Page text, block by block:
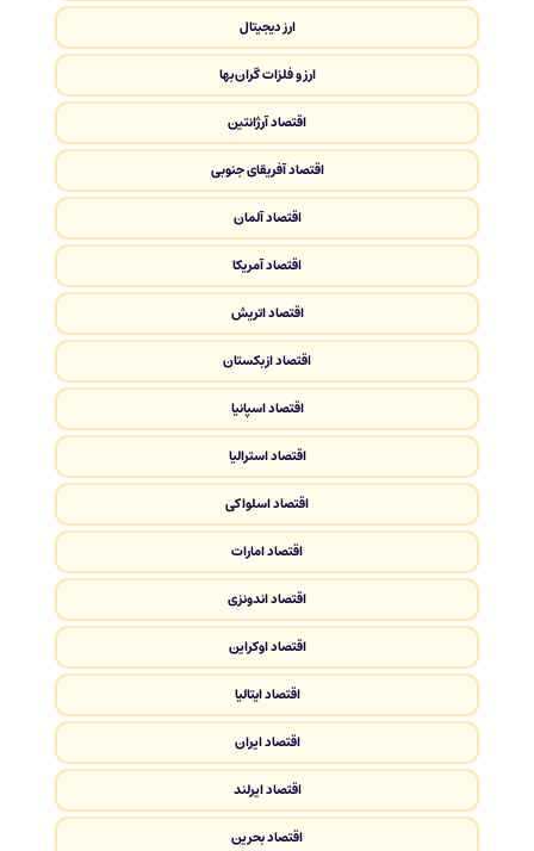
ارز دیجیتال
ارز و فلزات گران‌بها
اقتصاد آرژانتین
اقتصاد آفریقای جنوبی
اقتصاد آلمان
اقتصاد آمریکا
اقتصاد اتریش
اقتصاد ازبکستان
اقتصاد اسپانیا
اقتصاد استرالیا
اقتصاد اسلواکی
اقتصاد امارات
اقتصاد اندونزی
اقتصاد اوکراین
اقتصاد ایتالیا
اقتصاد ایران
اقتصاد ایرلند
اقتصاد بحرین